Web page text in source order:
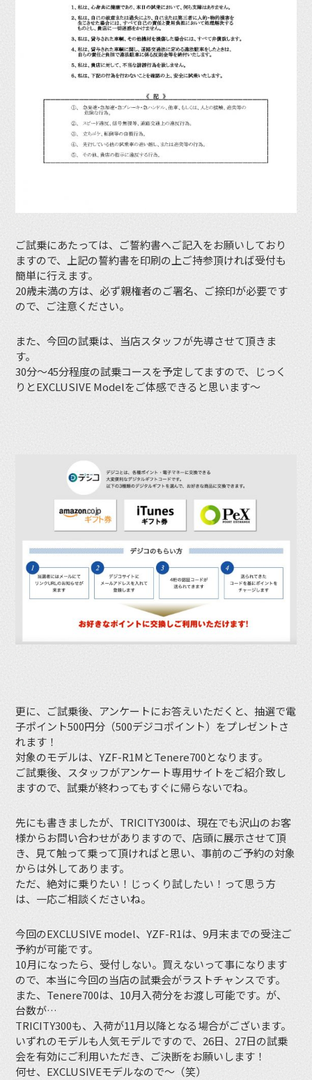
ご試乗にあたっては、ご誓約書へご記入をお願いしており
ますので、上記の誓約書を印刷の上ご持参頂ければ受付も
簡単に行えます。
20歳未満の方は、必ず親権者のご署名、ご捺印が必要です
ので、ご注意ください。
また、今回の試乗は、当店スタッフが先導させて頂きま
す。
30分〜45分程度の試乗コースを予定してますので、じっく
りとEXCLUSIVE Modelをご体感できると思います〜
更に、ご試乗後、アンケートにお答えいただくと、抽選で電
子ポイント500円分（500デジコポイント）をプレゼントさ
れます！
対象のモデルは、YZF-R1MとTenere700となります。
ご試乗後、スタッフがアンケート専用サイトをご紹介致し
ますので、試乗が終わってもすぐに帰らないでね。
先にも書きましたが、TRICITY300は、現在でも沢山のお客
様からお問い合わせがありますので、店頭に展示させて頂
き、見て触って乗って頂ければと思い、事前のご予約の対象
からは外してあります。
ただ、絶対に乗りたい！じっくり試したい！って思う方
は、一応ご相談くださいね。
今回のEXCLUSIVE model、YZF-R1は、9月末までの受注ご
予約が可能です。
10月になったら、受付しない。買えないって事になります
ので、本当に今回の当店の試乗会がラストチャンスです。
また、Tenere700は、10月入荷分をお渡し可能です。が、
台数が…
TRICITY300も、入荷が11月以降となる場合がございます。
いずれのモデルも人気モデルですので、26日、27日の試乗
会を有効にご利用いただき、ご決断をお願いします！
何せ、EXCLUSIVEモデルなので〜（笑）